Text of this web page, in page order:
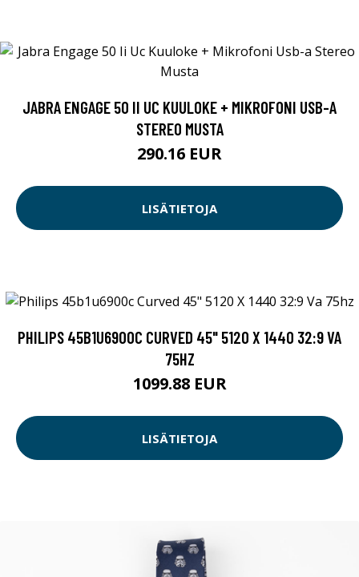
JABRA ENGAGE 50 II UC KUULOKE + MIKROFONI USB-A
STEREO MUSTA
290.16 EUR
LISÄTIETOJA
PHILIPS 45B1U6900C CURVED 45" 5120 X 1440 32:9 VA
75HZ
1099.88 EUR
LISÄTIETOJA